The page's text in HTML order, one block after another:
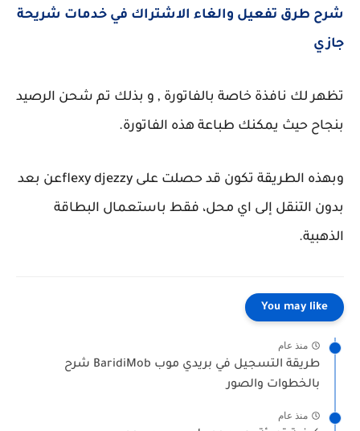
شرح طرق تفعيل والغاء الاشتراك في خدمات شريحة
جازي
تظهر لك نافذة خاصة بالفاتورة , و بذلك تم شحن الرصيد
بنجاح حيث يمكنك طباعة هذه الفاتورة.
وبهذه الطريقة تكون قد حصلت على flexy djezzyعن بعد
بدون التنقل إلى اي محل، فقط باستعمال البطاقة
الذهبية.
You may like
منذ عام
طريقة التسجيل في بريدي موب BaridiMob شرح
بالخطوات والصور
منذ عام